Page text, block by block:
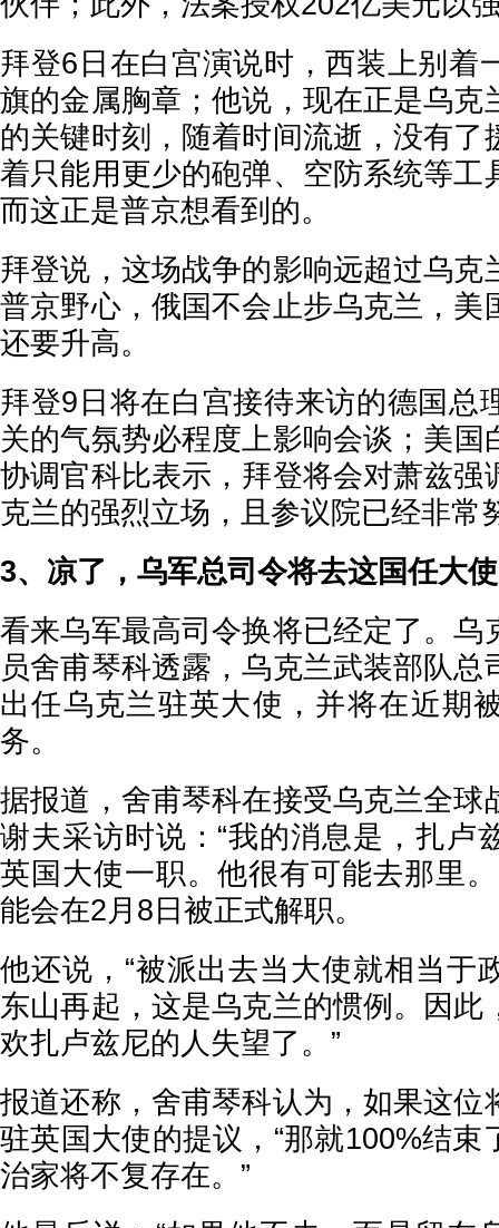
拜登6日在白宫演说时，西装上别着
旗的金属胸章；他说，现在正是乌克
的关键时刻，随着时间流逝，没有了
着只能用更少的砲弹、空防系统等工
而这正是普京想看到的。
拜登说，这场战争的影响远超过乌克
普京野心，俄国不会止步乌克兰，美
还要升高。
拜登9日将在白宫接待来访的德国总
关的气氛势必程度上影响会谈；美国
协调官科比表示，拜登将会对萧兹强
克兰的强烈立场，且参议院已经非常
3、凉了，乌军总司令将去这国任大使
看来乌军最高司令换将已经定了。乌
员舍甫琴科透露，乌克兰武装部队总
出任乌克兰驻英大使，并将在近期
务。
据报道，舍甫琴科在接受乌克兰全球
谢夫采访时说：“我的消息是，扎卢
英国大使一职。他很有可能去那里
能会在2月8日被正式解职。
他还说，“被派出去当大使就相当于
东山再起，这是乌克兰的惯例。因此
欢扎卢兹尼的人失望了。”
报道还称，舍甫琴科认为，如果这位
驻英国大使的提议，“那就100%结束
治家将不复存在。”